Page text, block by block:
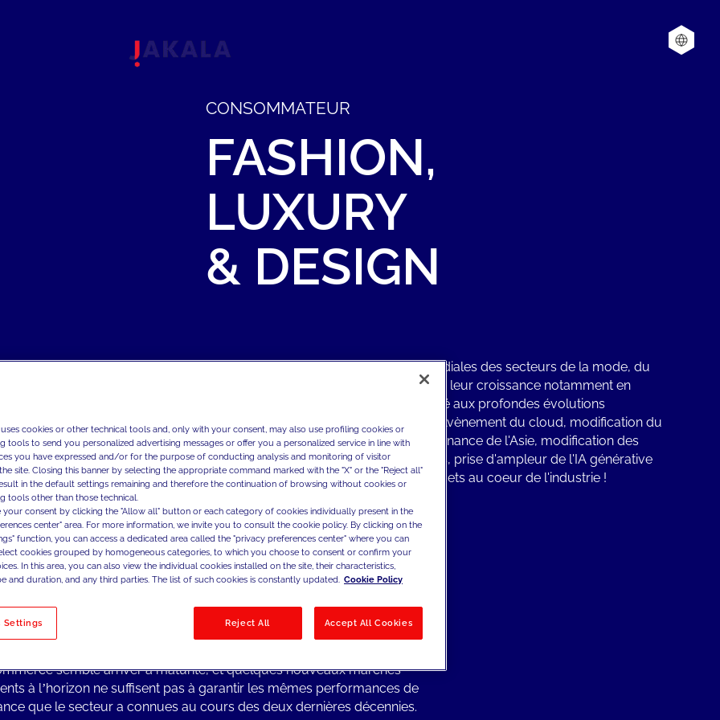
CONSOMMATEUR
FASHION,
LUXURY
& DESIGN
Nous accompagnons les marques mondiales des secteurs de la mode, du
luxe et du design comme accélératur de leur croissance notamment en
influançant l'agenda de transformation lié aux profondes évolutions
technologiques et culturelles récentes. Avènement du cloud, modification du
comportement consommateur, prédominance de l'Asie, modification des
stratégies de distribution et stratégie D2C, prise d'ampleur de l'IA générative
dans la création et l'image... autant de sujets au coeur de l'industrie !
du secteur
des dernières années, les facteurs macroéconomiques, l’évolution
de la mode, du luxe et du design.
semble arriver à maturité, et quelques nouveaux marchés
à l’horizon ne suffisent pas à garantir les mêmes performances de
que le secteur a connues au cours des deux dernières décennies.
cookies or other technical tools and, only with your consent, may also use profiling cookies or
tools to send you personalized advertising messages or offer you a personalized service in line with
you have expressed and/or for the purpose of conducting analysis and monitoring of visitor
site. Closing this banner by selecting the appropriate command marked with the "X" or the "Reject all"
in the default settings remaining and therefore the continuation of browsing without cookies or
tools other than those technical.
your consent by clicking the "Allow all" button or each category of cookies individually present in the
center" area. For more information, we invite you to consult the cookie policy. By clicking on the
function, you can access a dedicated area called the "privacy preferences center" where you can
cookies grouped by homogeneous categories, to which you choose to consent or confirm your
In this area, you can also view the individual cookies installed on the site, their characteristics,
and duration, and any third parties. The list of such cookies is constantly updated. Cookie Policy
Settings Reject All Accept All Cookies